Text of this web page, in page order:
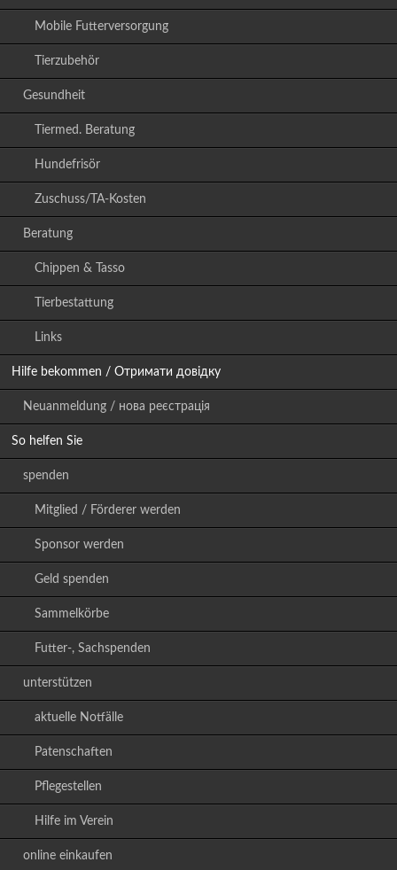
Mobile Futterversorgung
Tierzubehör
Gesundheit
Tiermed. Beratung
Hundefrisör
Zuschuss/TA-Kosten
Beratung
Chippen & Tasso
Tierbestattung
Links
Hilfe bekommen / Отримати довідку
Neuanmeldung / нова реєстрація
So helfen Sie
spenden
Mitglied / Förderer werden
Sponsor werden
Geld spenden
Sammelkörbe
Futter-, Sachspenden
unterstützen
aktuelle Notfälle
Patenschaften
Pflegestellen
Hilfe im Verein
online einkaufen